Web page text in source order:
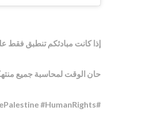
إذا كانت مبادئكم تنطبق فقط
حان الوقت لمحاسبة جميع
#FreePalestine #HumanRights